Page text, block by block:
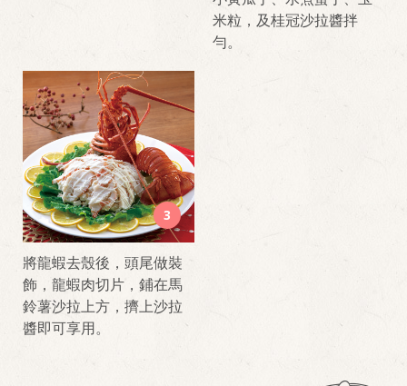
米粒，及桂冠沙拉醬拌
勻。
3
將龍蝦去殼後，頭尾做裝
飾，龍蝦肉切片，鋪在馬
鈴薯沙拉上方，擠上沙拉
醬即可享用。